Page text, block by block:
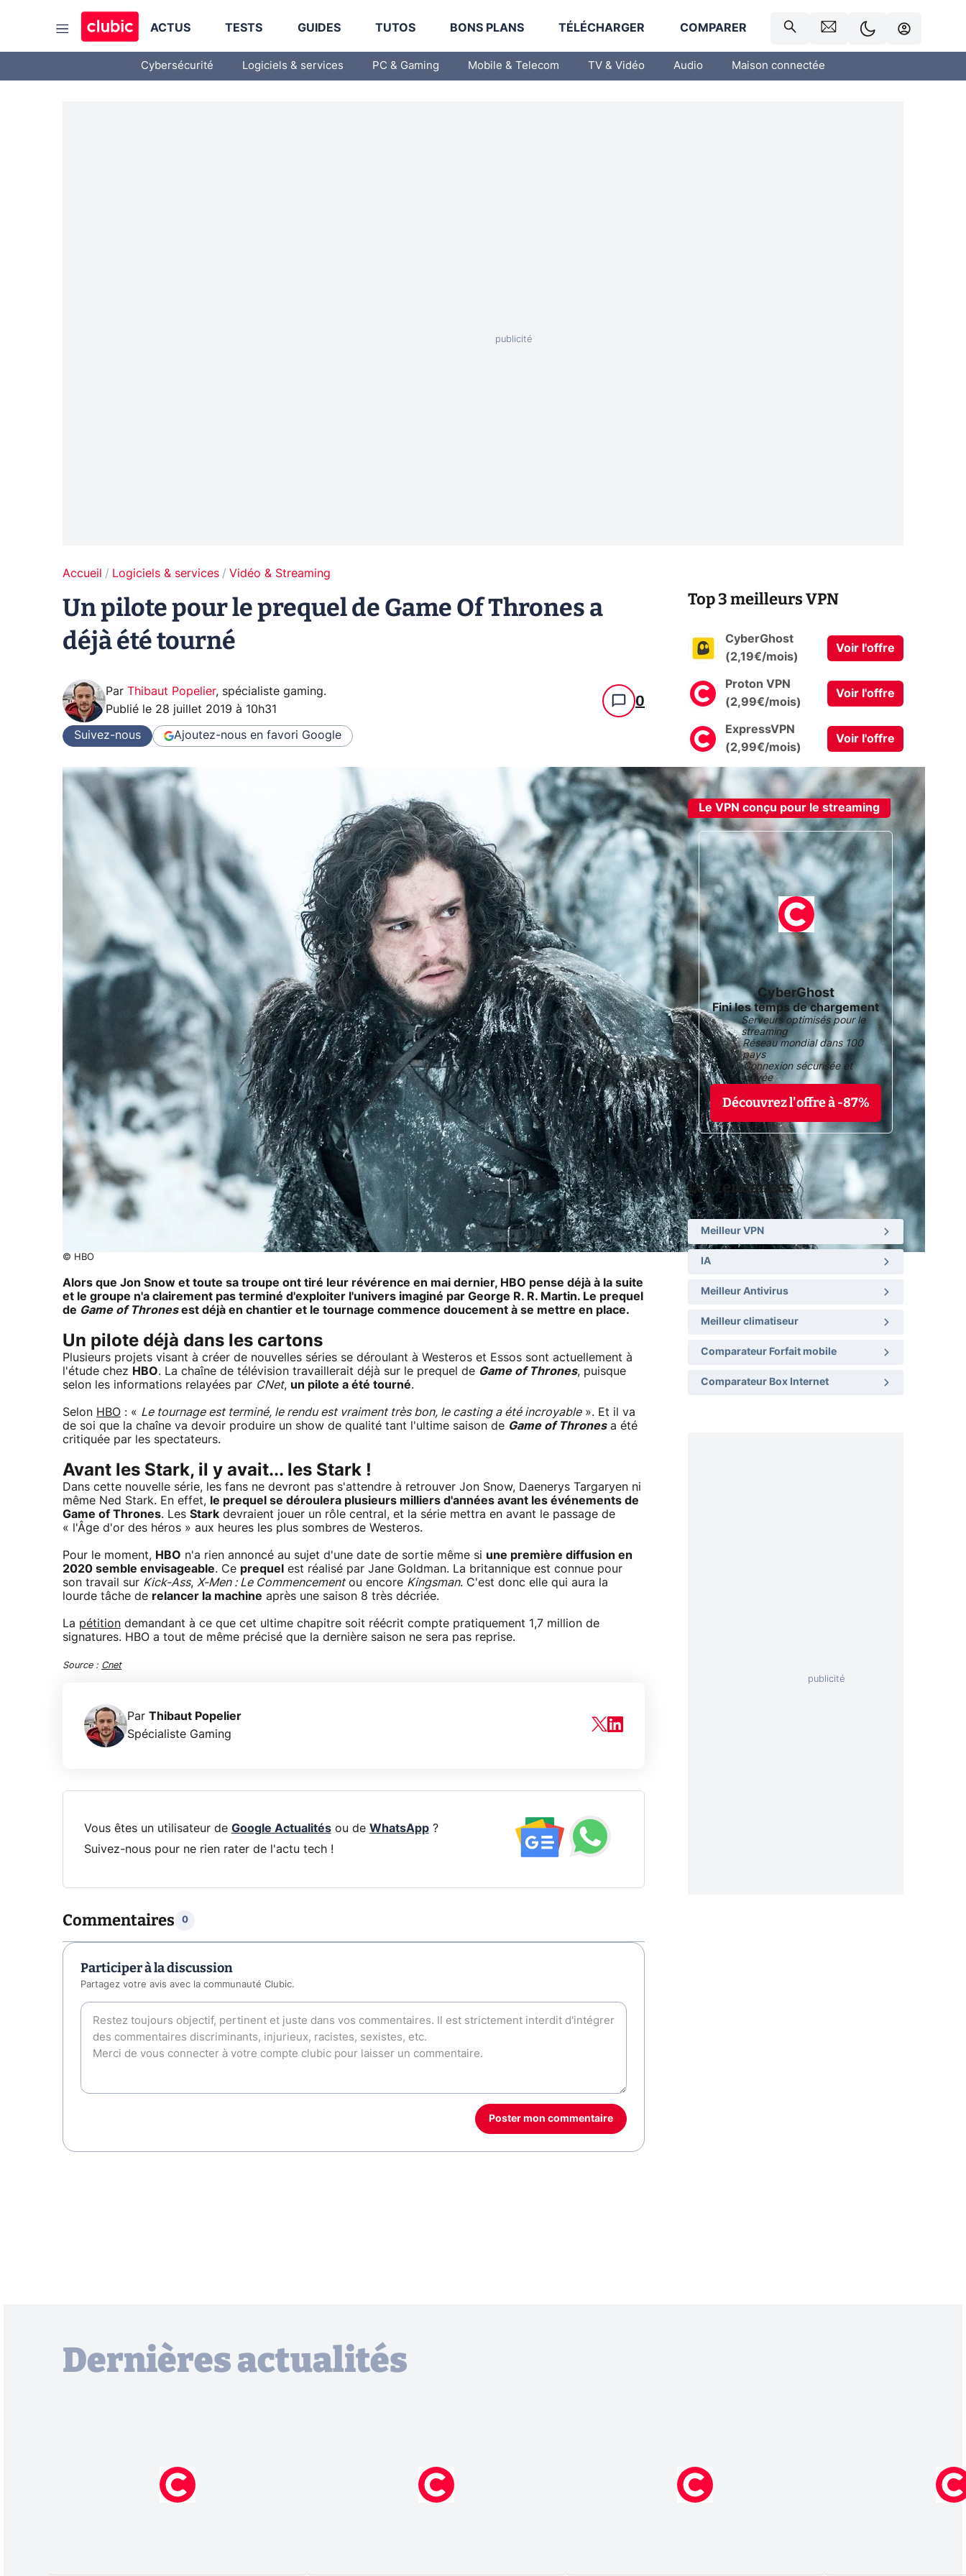
ACTUS TESTS GUIDES TUTOS BONS PLANS TÉLÉCHARGER COMPARER
Cybersécurité Logiciels & services PC & Gaming Mobile & Telecom TV & Vidéo Audio Maison connectée
Accueil Logiciels & services Vidéo & Streaming
Un pilote pour le prequel de Game Of Thrones a
déjà été tourné
Par Thibaut Popelier, spécialiste gaming.
Publié le 28 juillet 2019 à 10h31 0
Suivez-nous Ajoutez-nous en favori Google
© HBO
Alors que Jon Snow et toute sa troupe ont tiré leur révérence en mai dernier, HBO pense déjà à la suite
et le groupe n'a clairement pas terminé d'exploiter l'univers imaginé par George R. R. Martin. Le prequel
de Game of Thronesest déjà en chantier et le tournage commence doucement à se mettre en place.
Un pilote déjà dans les cartons
Plusieurs projets visant à créer de nouvelles séries se déroulant à Westeros et Essos sont actuellement à
l'étude chez HBO. La chaîne de télévision travaillerait déjà sur le prequel de Game of Thrones, puisque
selon les informations relayées par CNet, un pilote a été tourné.
Selon HBO : « Le tournage est terminé, le rendu est vraiment très bon, le casting a été incroyable». Et il va
de soi que la chaîne va devoir produire un show de qualité tant l'ultime saison de Game of Thronesa été
critiquée par les spectateurs.
Avant les Stark, il y avait... les Stark !
Dans cette nouvelle série, les fans ne devront pas s'attendre à retrouver Jon Snow, Daenerys Targaryen ni
même Ned Stark. En effet, le prequel se déroulera plusieurs milliers d'années avant les événements de
Game of Thrones. Les Stark devraient jouer un rôle central, et la série mettra en avant le passage de
« l'Âge d'or des héros » aux heures les plus sombres de Westeros.
Pour le moment, HBO n'a rien annoncé au sujet d'une date de sortie même si une première diffusion en
2020 semble envisageable. Ce prequel
est réalisé par Jane Goldman. La britannique est connue pour
son travail sur Kick-Ass, X-Men : Le Commencementou encore Kingsman. C'est donc elle qui aura la
lourde tâche de relancer la machine après une saison 8 très décriée.
La pétition demandant à ce que cet ultime chapitre soit réécrit compte pratiquement 1,7 million de
signatures. HBO a tout de même précisé que la dernière saison ne sera pas reprise.
Source : Cnet
Par Thibaut Popelier
Spécialiste Gaming
Vous êtes un utilisateur de Google Actualitésou de WhatsApp?
Suivez-nous pour ne rien rater de l'actu tech !
Commentaires 0
Participer à la discussion
Partagez votre avis avec la communauté Clubic.
Poster mon commentaire
Top 3 meilleurs VPN
CyberGhost
(2,19€/mois)
Voir l'offre
Proton VPN
(2,99€/mois)
Voir l'offre
ExpressVPN
(2,99€/mois)
Voir l'offre
Le VPN conçu pour le streaming
CyberGhost
Fini les temps de chargement
Serveurs optimisés pour le
streaming
Réseau mondial dans 100
pays
Connexion sécurisée et
privée
Découvrez l'offre à -87%
Les tendances
Meilleur VPN
IA
Meilleur Antivirus
Meilleur climatiseur
Comparateur Forfait mobile
Comparateur Box Internet
Dernières actualités